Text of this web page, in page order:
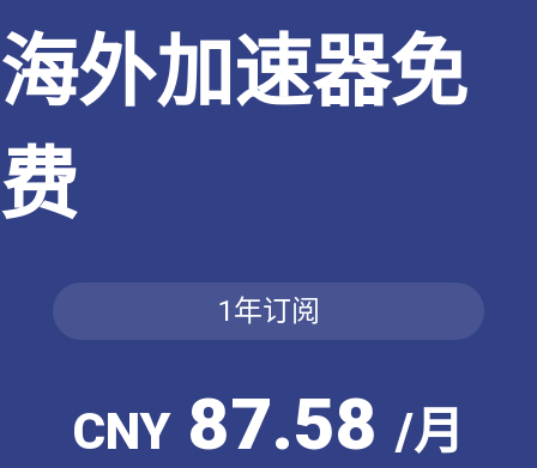
海外加速器免
费
1年订阅
CNY87.58 /月